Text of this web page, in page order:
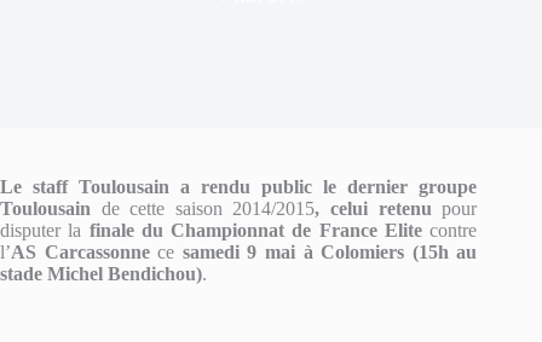
Le staff Toulousain a rendu public le dernier groupe
Toulousain de cette saison 2014/2015, celui retenupour
disputer la finale du Championnat de France Elitecontre
l’AS Carcassonnece samedi 9 mai à Colomiers (15h au
stade Michel Bendichou).